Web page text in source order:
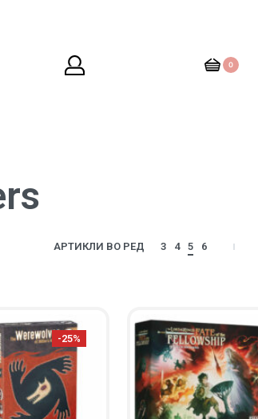
0
АРТИКЛИ ВО РЕД 3 4 5 6
-25%